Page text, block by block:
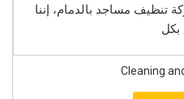
تنظيف مساجد بالدمام، إننا
Cleaning